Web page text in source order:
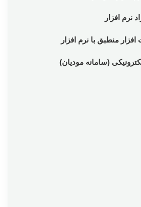
نرم افزار
منطبق با نرم افزار
(سامانه مودیان)